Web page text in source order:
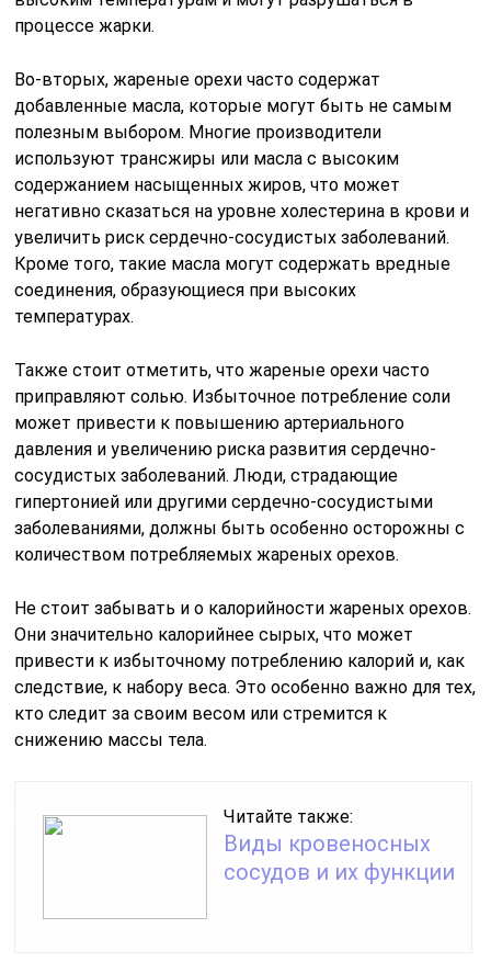
процессе жарки.
Во-вторых, жареные орехи часто содержат
добавленные масла, которые могут быть не самым
полезным выбором. Многие производители
используют трансжиры или масла с высоким
содержанием насыщенных жиров, что может
негативно сказаться на уровне холестерина в крови и
увеличить риск сердечно-сосудистых заболеваний.
Кроме того, такие масла могут содержать вредные
соединения, образующиеся при высоких
температурах.
Также стоит отметить, что жареные орехи часто
приправляют солью. Избыточное потребление соли
может привести к повышению артериального
давления и увеличению риска развития сердечно-
сосудистых заболеваний. Люди, страдающие
гипертонией или другими сердечно-сосудистыми
заболеваниями, должны быть особенно осторожны с
количеством потребляемых жареных орехов.
Не стоит забывать и о калорийности жареных орехов.
Они значительно калорийнее сырых, что может
привести к избыточному потреблению калорий и, как
следствие, к набору веса. Это особенно важно для тех,
кто следит за своим весом или стремится к
снижению массы тела.
Читайте также:
Виды кровеносных
сосудов и их функции